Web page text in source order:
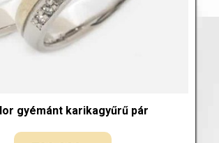
gyémánt karikagyűrű pár